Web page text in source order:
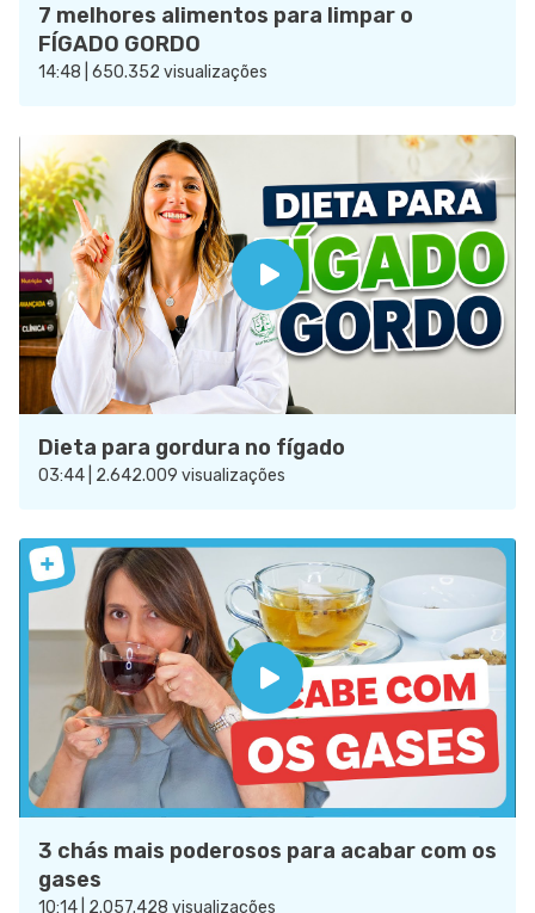
7 melhores alimentos para limpar o
FÍGADO GORDO
14:48 | 650.352 visualizações
Dieta para gordura no fígado
03:44 | 2.642.009 visualizações
3 chás mais poderosos para acabar com os
gases
10:14 | 2.057.428 visualizações